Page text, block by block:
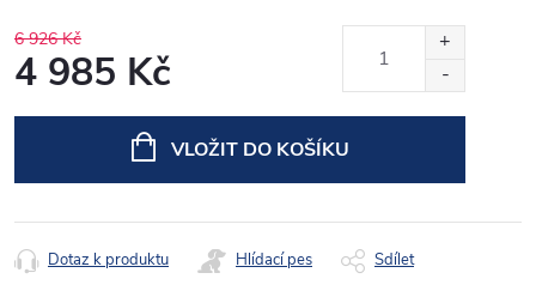
6 926 Kč
4 985 Kč
VLOŽIT DO KOŠÍKU
Dotaz k produktu Hlídací pes Sdílet